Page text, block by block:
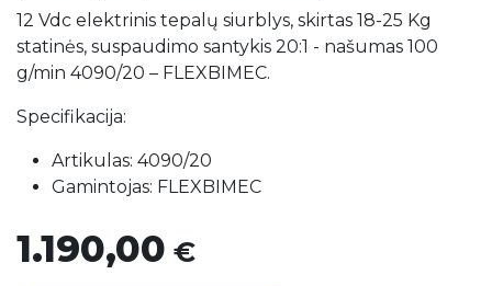
12 Vdc elektrinis tepalų siurblys, skirtas 18-25 Kg
statinės, suspaudimo santykis 20:1 - našumas 100
g/min 4090/20 – FLEXBIMEC.
Specifikacija:
Artikulas: 4090/20
Gamintojas: FLEXBIMEC
1.190,00 €